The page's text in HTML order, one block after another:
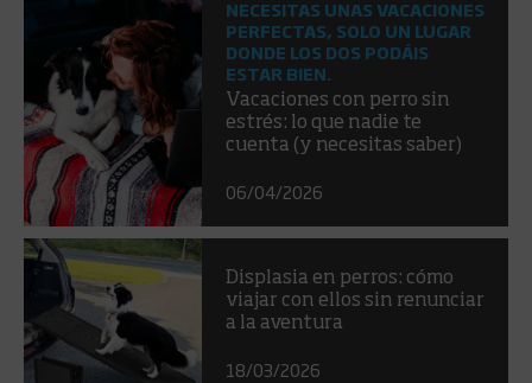
NECESITAS UNAS VACACIONES
PERFECTAS, SOLO UN LUGAR
DONDE LOS DOS PODÁIS
ESTAR BIEN.
Vacaciones con perro sin
estrés: lo que nadie te
cuenta (y necesitas saber)
06/04/2026
Displasia en perros: cómo
viajar con ellos sin renunciar
a la aventura
18/03/2026